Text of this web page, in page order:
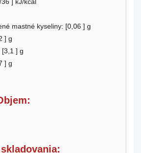
/36 ] kJ/kcal
mastné kyseliny: [0,06 ] g
] g
[3,1 ] g
] g